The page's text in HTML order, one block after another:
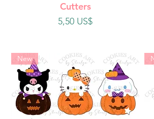
Cutters
Precio
5,50 US$
New